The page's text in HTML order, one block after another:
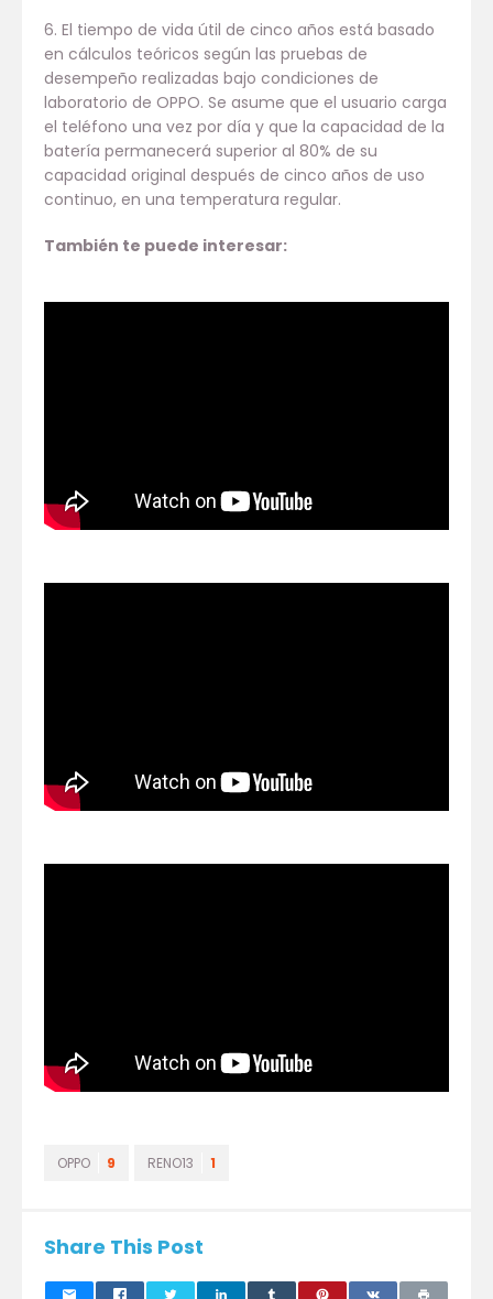
6. El tiempo de vida útil de cinco años está basado
en cálculos teóricos según las pruebas de
desempeño realizadas bajo condiciones de
laboratorio de OPPO. Se asume que el usuario carga
el teléfono una vez por día y que la capacidad de la
batería permanecerá superior al 80% de su
capacidad original después de cinco años de uso
continuo, en una temperatura regular.
También te puede interesar:
OPPO 9 RENO13 1
Share This Post